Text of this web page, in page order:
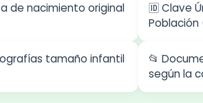
de nacimiento original
🆔 Clave
Población
tamaño infantil
📂
según la